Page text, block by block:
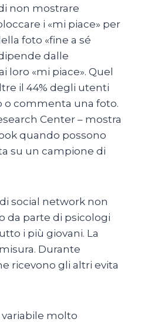
non mostrare
i «mi piace» per
foto «fine a sé
dalle
«mi piace». Quel
il 44% degli utenti
o commenta una foto.
Center – mostra
quando possono
su un campione di
social network non
da parte di psicologi
i più giovani. La
Durante
ricevono gli altri evita
molto